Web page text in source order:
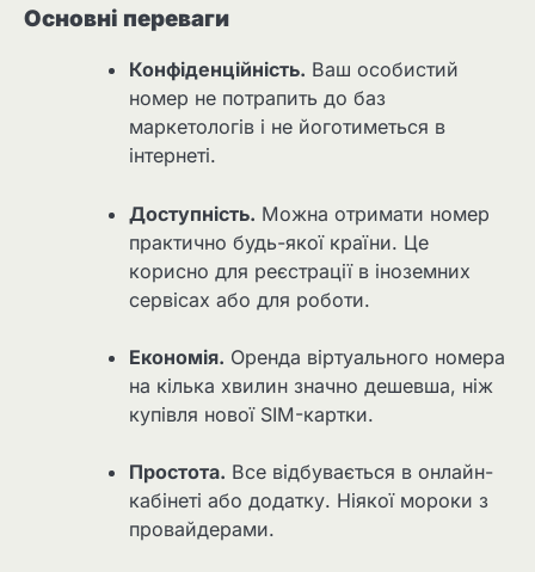
Основні переваги
Конфіденційність. Ваш особистий
номер не потрапить до баз
маркетологів і не йоготиметься в
інтернеті.
Доступність. Можна отримати номер
практично будь-якої країни. Це
корисно для реєстрації в іноземних
сервісах або для роботи.
Економія. Оренда віртуального номера
на кілька хвилин значно дешевша, ніж
купівля нової SIM-картки.
Простота. Все відбувається в онлайн-
кабінеті або додатку. Ніякої мороки з
провайдерами.